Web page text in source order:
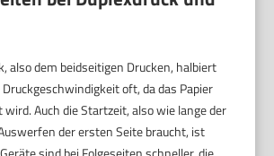
also dem beidseitigen Drucken, halbiert
oft, da das Papier
Auch die Startzeit, also wie lange der
der ersten Seite braucht, ist